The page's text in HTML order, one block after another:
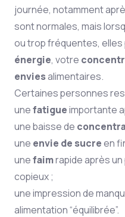
journée, notamment
sont normales, mais
ou trop fréquentes,
énergie, votre
enviesalimentaires.
Certaines personnes
unefatigueimportante
une baisse de
une envie de sucreen
unefaimrapide après
copieux ;
une impression de
alimentation “équilibrée”.